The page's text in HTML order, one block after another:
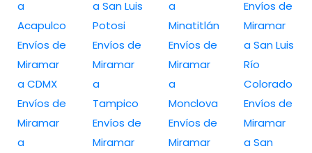
a
Acapulco
Envíos de
Miramar
a CDMX
Envíos de
Miramar
a
a San Luis
Potosi
Envíos de
Miramar
a
Tampico
Envíos de
Miramar
a
Minatitlán
Envíos de
Miramar
a
Monclova
Envíos de
Miramar
Envíos de
Miramar
a San Luis
Río
Colorado
Envíos de
Miramar
a San